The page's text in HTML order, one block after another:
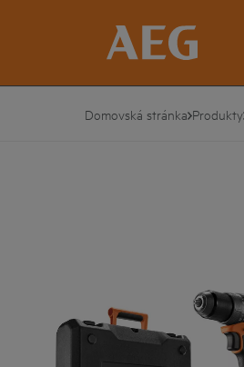
Domovská stránka Produkty